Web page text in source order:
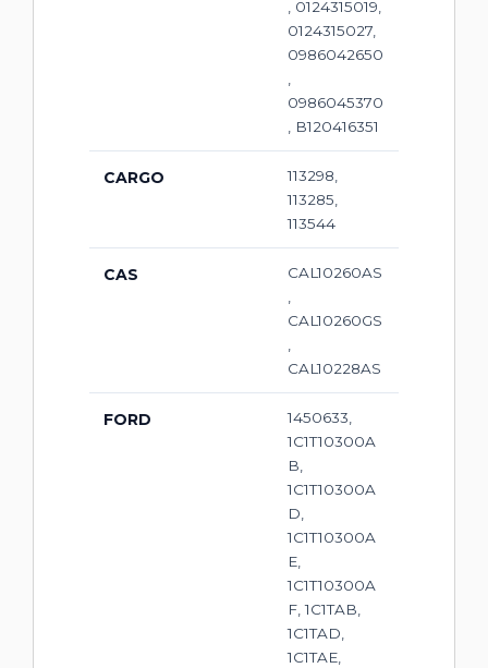
, 0124315019,
0124315027,
0986042650
0986045370
, B120416351
CARGO
113298,
113285,
113544
CAS
CAL10260AS
CAL10260GS
CAL10228AS
FORD
1450633,
1C1T10300A
B,
1C1T10300A
D,
1C1T10300A
E,
1C1T10300A
F, 1C1TAB,
1C1TAD,
1C1TAE,